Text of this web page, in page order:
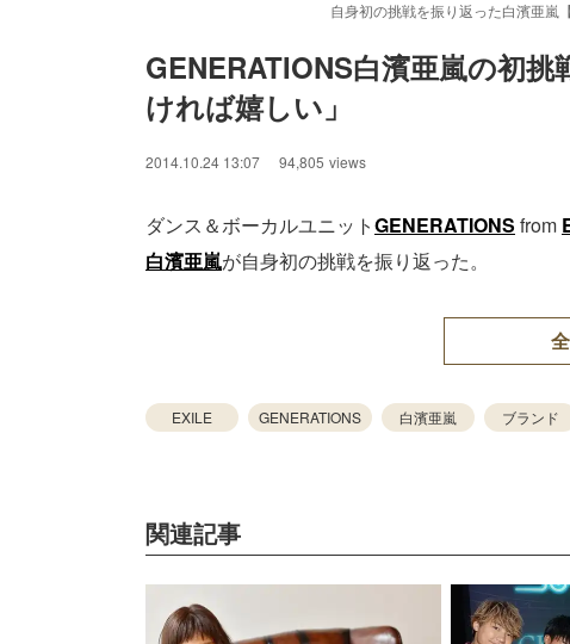
自身初の挑戦を振り返った白濱亜嵐
GENERATIONS白濱亜嵐の初
ければ嬉しい」
2014.10.24 13:07 94,805 views
ダンス＆ボーカルユニットGENERATIONS from
白濱亜嵐が自身初の挑戦を振り返った。
EXILE GENERATIONS 白濱亜嵐 ブランド
関連記事